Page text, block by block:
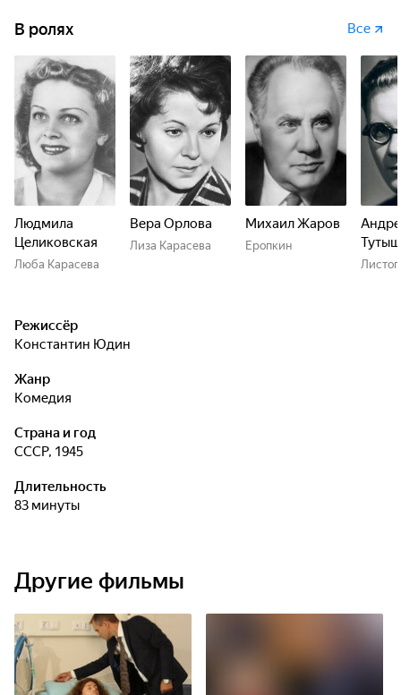
В ролях Все
Людмила
Целиковская
Люба Карасева
Вера Орлова
Лиза Карасева
Михаил Жаров
Еропкин
Режиссёр
Константин Юдин
Жанр
комедия
Страна и год
СССР, 1945
Длительность
83 минуты
Другие фильмы